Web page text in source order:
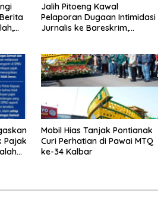
Jalih Pitoeng Kawal
Pelaporan Dugaan Intimidasi
Jurnalis ke Bareskrim,
Pajak
Mobil Hias Tanjak Pontianak
Curi Perhatian di Pawai MTQ
ke-34 Kalbar